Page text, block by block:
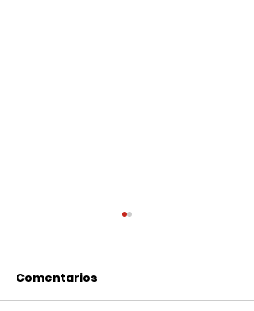
Selva Lacandona
Originalmente La Selva
Lacandona tenía 1.8 mil
Comentarios